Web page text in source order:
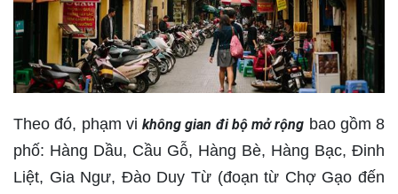
Theo đó, phạm vi không gian đi bộ mở rộng bao gồm 8
phố: Hàng Dầu, Cầu Gỗ, Hàng Bè, Hàng Bạc, Đinh
Liệt, Gia Ngư, Đào Duy Từ (đoạn từ Chợ Gạo đến